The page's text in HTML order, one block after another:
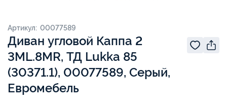
Диван угловой Каппа 2
3ML.8MR, ТД Lukka 85
(30371.1), 00077589, Серый,
Евромебель
Артикул: 00077589